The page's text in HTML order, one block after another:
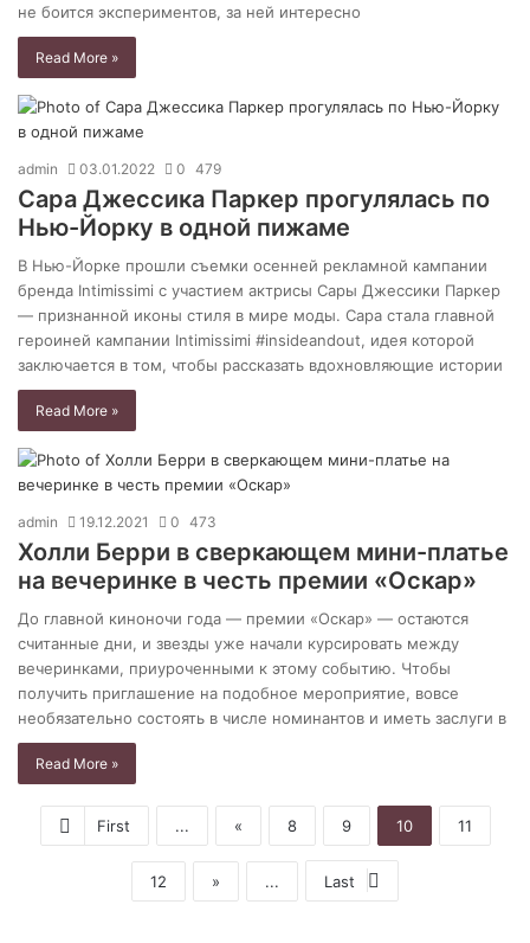
не боится экспериментов, за ней интересно
Read More »
admin 03.01.2022 0 479
Сара Джессика Паркер прогулялась по
Нью-Йорку в одной пижаме
В Нью-Йорке прошли съемки осенней рекламной кампании
бренда Intimissimi с участием актрисы Сары Джессики Паркер
— признанной иконы стиля в мире моды. Сара стала главной
героиней кампании Intimissimi #insideandout, идея которой
заключается в том, чтобы рассказать вдохновляющие истории
Read More »
admin 19.12.2021 0 473
Холли Берри в сверкающем мини-платье
на вечеринке в честь премии «Оскар»
До главной киноночи года — премии «Оскар» — остаются
считанные дни, и звезды уже начали курсировать между
вечеринками, приуроченными к этому событию. Чтобы
получить приглашение на подобное мероприятие, вовсе
необязательно состоять в числе номинантов и иметь заслуги в
Read More »
First ... « 8 9 10 11
12 » ... Last